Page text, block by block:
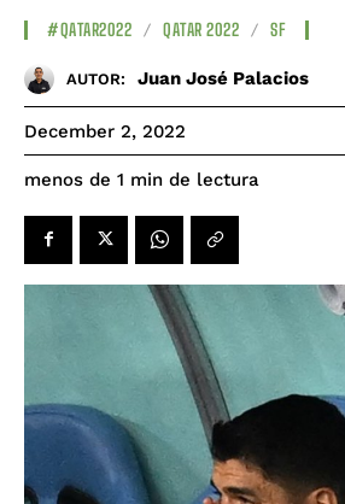
#QATAR2022 QATAR 2022 SF
AUTOR: Juan José Palacios
December 2, 2022
menos de 1 min de lectura